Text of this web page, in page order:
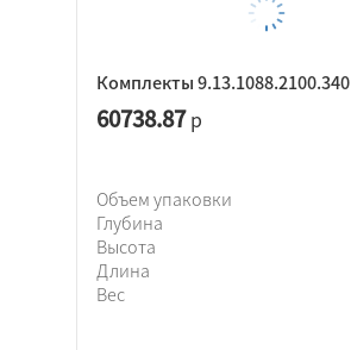
Комплекты 9.13.1088.2100.340
60738.87р
Объем упаковки
Глубина
Высота
Длина
Вес